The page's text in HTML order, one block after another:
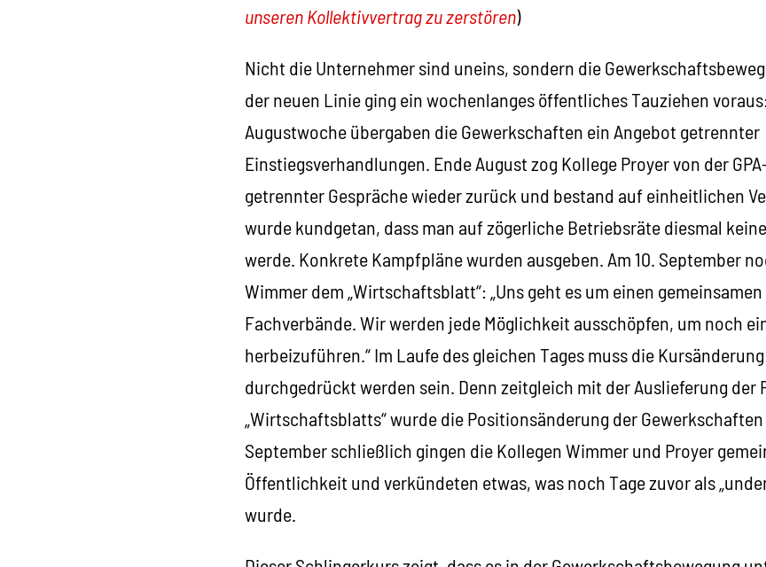
unseren Kollektivvertrag zu zerstören)
Nicht die Unternehmer sind uneins, sondern die
der neuen Linie ging ein wochenlanges öffentliches Tauziehen
Augustwoche übergaben die Gewerkschaften ein Angebot getrennter
Einstiegsverhandlungen. Ende August zog Kollege Proyer von der
getrennter Gespräche wieder zurück und bestand auf einheitlichen
wurde kundgetan, dass man auf zögerliche Betriebsräte diesmal
werde. Konkrete Kampfpläne wurden ausgeben. Am 10. September
Wimmer dem „Wirtschaftsblatt“: „Uns geht es um einen
Fachverbände. Wir werden jede Möglichkeit ausschöpfen, um noch
herbeizuführen.“ Im Laufe des gleichen Tages muss die
durchgedrückt werden sein. Denn zeitgleich mit der Auslieferung der
„Wirtschaftsblatts“ wurde die Positionsänderung der Gewerkschaften
September schließlich gingen die Kollegen Wimmer und Proyer
Öffentlichkeit und verkündeten etwas, was noch Tage zuvor als
wurde.